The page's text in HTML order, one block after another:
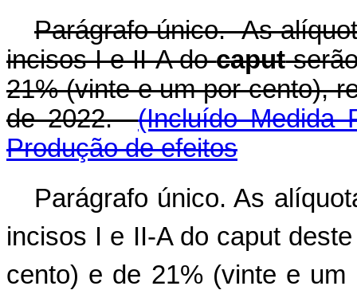
Parágrafo único. As
incisos I e II-A docaput
21% (vinte e um por cento),
de 2022.(Incluído Medida
Produção de efeitos
Parágrafo único. As
incisos I e II-A do caput
cento) e de 21% (vinte e